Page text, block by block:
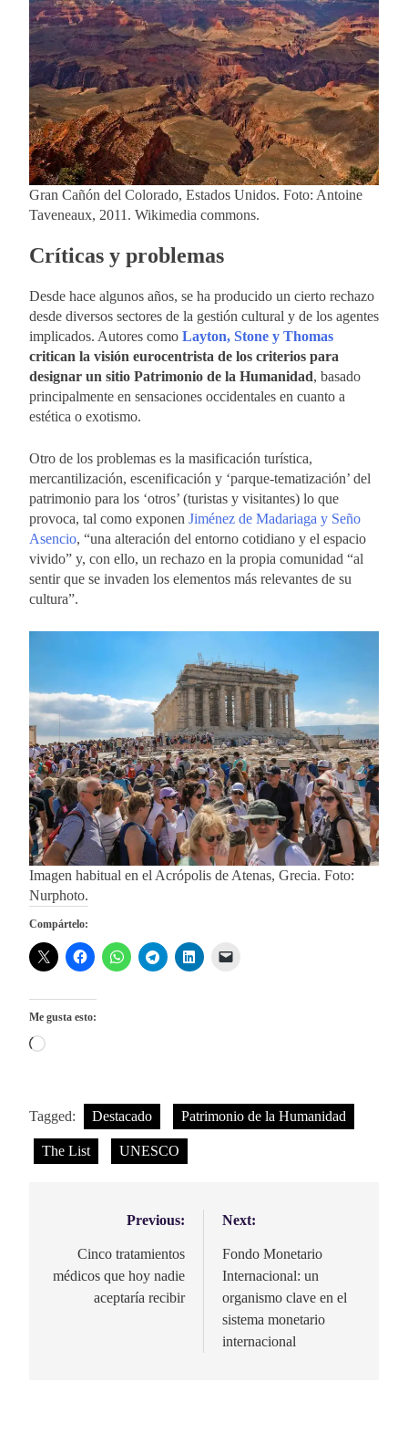
Gran Cañón del Colorado, Estados Unidos. Foto: Antoine
Taveneaux, 2011. Wikimedia commons.
Críticas y problemas
Desde hace algunos años, se ha producido un cierto rechazo
desde diversos sectores de la gestión cultural y de los agentes
implicados. Autores como Layton, Stone y Thomas
critican la visión eurocentrista de los criterios para
designar un sitio Patrimonio de la Humanidad, basado
principalmente en sensaciones occidentales en cuanto a
estética o exotismo.
Otro de los problemas es la masificación turística,
mercantilización, escenificación y ‘parque-tematización’ del
patrimonio para los ‘otros’ (turistas y visitantes) lo que
provoca, tal como exponen Jiménez de Madariaga y Seño
Asencio, “una alteración del entorno cotidiano y el espacio
vivido” y, con ello, un rechazo en la propia comunidad “al
sentir que se invaden los elementos más relevantes de su
cultura”.
Imagen habitual en el Acrópolis de Atenas, Grecia. Foto:
Nurphoto.
Compártelo:
Me gusta esto:
Cargando...
Tagged: Destacado Patrimonio de la Humanidad
The List UNESCO
Navegación
entradas
Previous:
Cinco tratamientos
médicos que hoy nadie
aceptaría recibir
Next:
Fondo Monetario
Internacional: un
organismo clave en el
sistema monetario
internacional